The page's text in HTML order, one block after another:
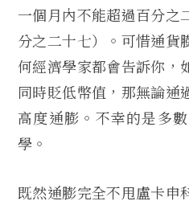
一個月內不能超過百分之
分之二十七）。可惜通貨
何經濟學家都會告訴你，
同時貶低幣值，那無論通
高度通膨。不幸的是多
學。
既然通膨完全不甩盧卡申